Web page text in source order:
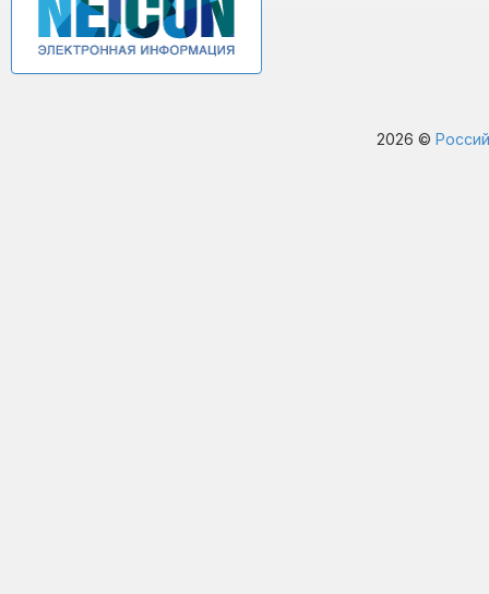
2026 ©